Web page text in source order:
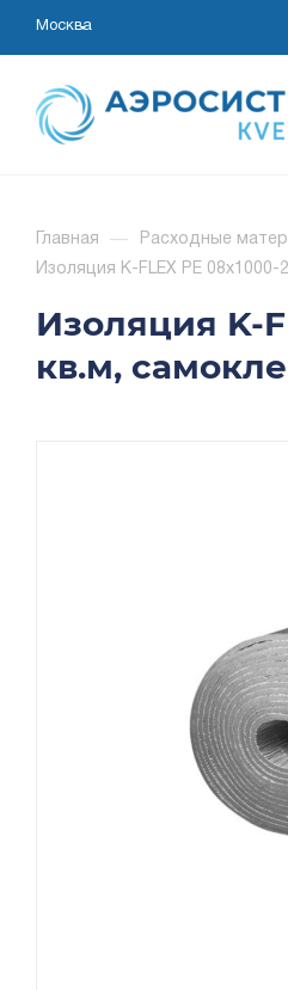
Москва
Главная — Расходные
Изоляция K-FLEX PE
Изоляция K-
кв.м,